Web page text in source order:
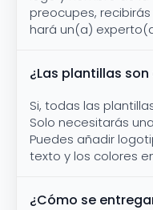
preocupes,
hará un(a)
¿Las plantillas
Si, todas las
Solo necesitarás
Puedes añadir
texto y los colores
¿Cómo se